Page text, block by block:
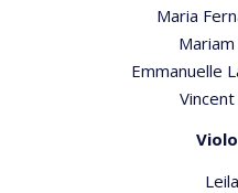
Maria
Emmanuelle